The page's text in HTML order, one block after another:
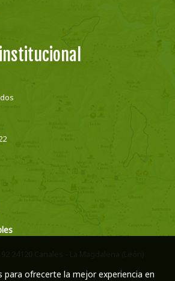
24120 Canales - La Magdalena (León)
para ofrecerte la mejor experiencia en